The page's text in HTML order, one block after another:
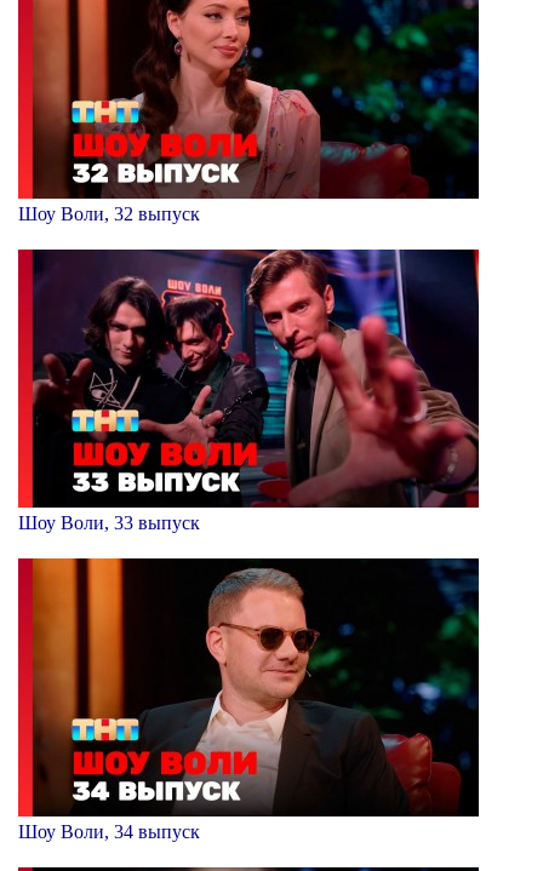
Шоу Воли, 32 выпуск
Шоу Воли, 33 выпуск
Шоу Воли, 34 выпуск